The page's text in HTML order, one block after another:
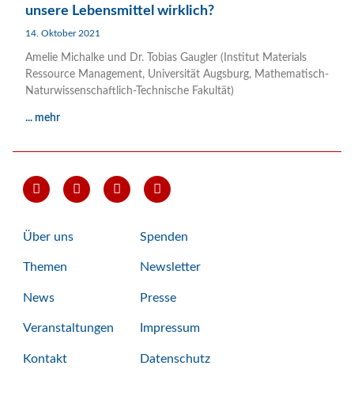
unsere Lebensmittel wirklich?
14. Oktober 2021
Amelie Michalke und Dr. Tobias Gaugler (Institut Materials
Ressource Management, Universität Augsburg, Mathematisch-
Naturwissenschaftlich-Technische Fakultät)
... mehr
Über uns
Themen
News
Veranstaltungen
Kontakt
Spenden
Newsletter
Presse
Impressum
Datenschutz